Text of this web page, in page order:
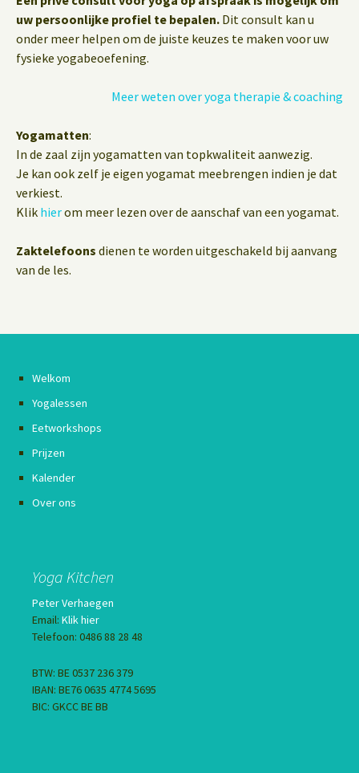
uw persoonlijke profiel te bepalen. Dit consult kan u
onder meer helpen om de juiste keuzes te maken voor uw
fysieke yogabeoefening.
Meer weten over yoga therapie & coaching
Yogamatten:
In de zaal zijn yogamatten van topkwaliteit aanwezig.
Je kan ook zelf je eigen yogamat meebrengen indien je dat
verkiest.
Klik hierom meer lezen over de aanschaf van een yogamat.
Zaktelefoons dienen te worden uitgeschakeld bij aanvang
van de les.
Welkom
Yogalessen
Eetworkshops
Prijzen
Kalender
Over ons
Yoga Kitchen
Peter Verhaegen
Email: Klik hier
Telefoon: 0486 88 28 48
BTW: BE 0537 236 379
IBAN: BE76 0635 4774 5695
BIC: GKCC BE BB